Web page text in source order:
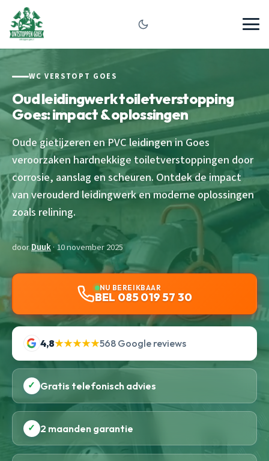
WC VERSTOPT GOES
Oud leidingwerk toiletverstopping
Goes: impact & oplossingen
Oude gietijzeren en PVC leidingen in Goes
veroorzaken hardnekkige toiletverstoppingen door
corrosie, aanslag en scheuren. Ontdek de impact
van verouderd leidingwerk en moderne oplossingen
zoals relining.
doorDuuk· 10 november 2025
NU BEREIKBAAR
BEL 085 019 57 30
4,8★★★★★568 Google reviews
✓ Gratis telefonisch advies
✓ 2 maanden garantie